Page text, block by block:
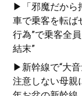
▶「邪魔だから
車で乗客を転ば
行為”で乗客全
結末”
▶新幹線で“大
注意しない母親